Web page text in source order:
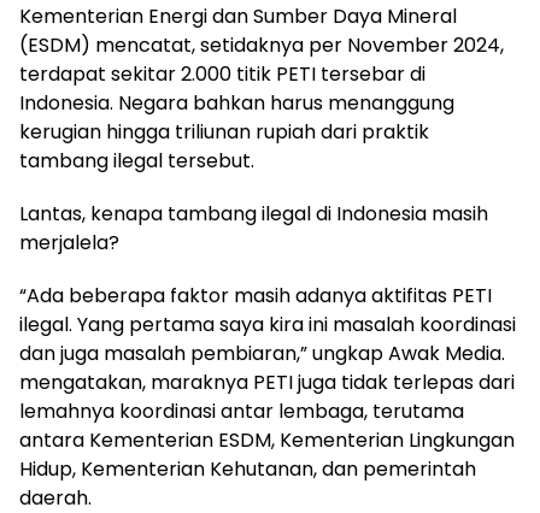
Kementerian Energi dan Sumber Daya Mineral
(ESDM) mencatat, setidaknya per November 2024,
terdapat sekitar 2.000 titik PETI tersebar di
Indonesia. Negara bahkan harus menanggung
kerugian hingga triliunan rupiah dari praktik
tambang ilegal tersebut.
Lantas, kenapa tambang ilegal di Indonesia masih
merjalela?
“Ada beberapa faktor masih adanya aktifitas PETI
ilegal. Yang pertama saya kira ini masalah koordinasi
dan juga masalah pembiaran,” ungkap Awak Media.
mengatakan, maraknya PETI juga tidak terlepas dari
lemahnya koordinasi antar lembaga, terutama
antara Kementerian ESDM, Kementerian Lingkungan
Hidup, Kementerian Kehutanan, dan pemerintah
daerah.